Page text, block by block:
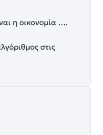
η οικονομία ….
στις